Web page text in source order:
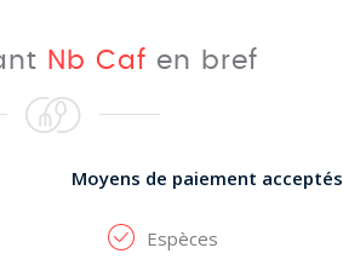
Nb Caf en bref
Moyens de paiement acceptés
Espèces